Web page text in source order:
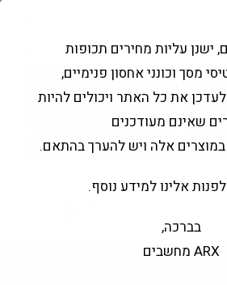
בקשה להצעה
ישנן עליות מחירים תכופות
מסך וכונני אחסון פנימיים,
את כל האתר ויכולים להיות
שאינם מעודכנים
במוצרים אלה ויש להערך בהתאם.
אלינו למידע נוסף.
בברכה,
ARX מחשבים